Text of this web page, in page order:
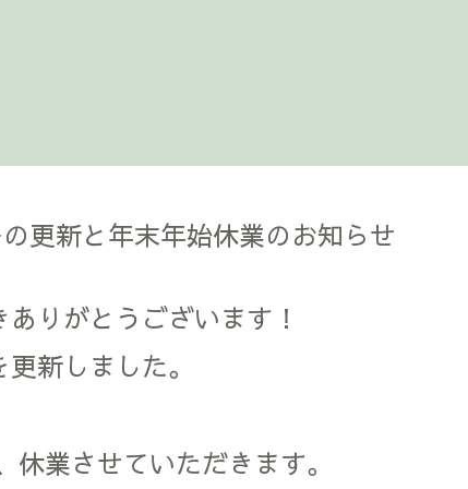
更新と年末年始休業のお知らせ
りがとうございます！
新しました。
業させていただきます。